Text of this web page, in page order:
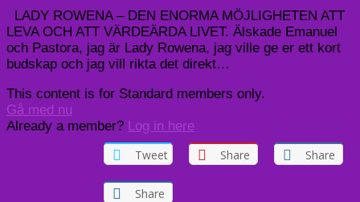
LADY ROWENA – DEN ENORMA MÖJLIGHETEN ATT
LEVA OCH ATT VÄRDEÄRDA LIVET. Älskade Emanuel
och Pastora, jag är Lady Rowena, jag ville ge er ett kort
budskap och jag vill rikta det direkt…
This content is for Standard members only.
Gå med nu
Already a member? Log in here
Tweet
Share Share
Share